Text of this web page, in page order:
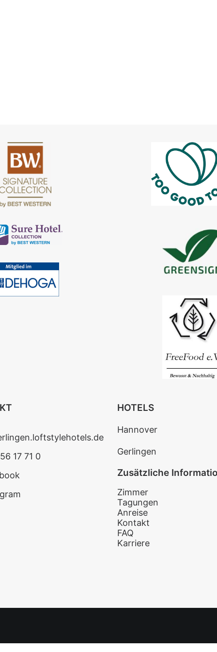
17 71 0
HOTELS
Hannover
Gerlingen
Zusätzliche
Zimmer
Tagungen
Anreise
Kontakt
FAQ
Karriere